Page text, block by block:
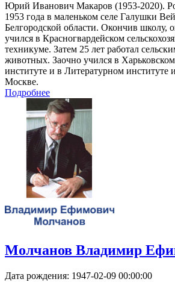
Юрий Иванович Макаров (1953-2020).
1953 года в маленьком селе Галушки
Белгородской области. Окончив школу,
учился в Красногвардейском
техникуме. Затем 25 лет работал
животных. Заочно учился в
институте и в Литературном институте
Москве.
Подробнее
Молчанов Владимир
Дата рождения: 1947-02-09 00:00:00